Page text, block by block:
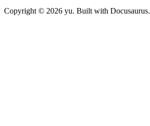
Copyright © 2026 yu. Built with Docusaurus.